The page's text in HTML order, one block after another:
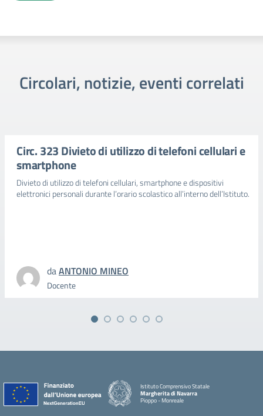
Circolari, notizie, eventi correlati
Circ. 323 Divieto di utilizzo di telefoni cellulari e
smartphone
Divieto di utilizzo di telefoni cellulari, smartphone e dispositivi
elettronici personali durante l’orario scolastico all’interno dell’Istituto.
daANTONIO MINEO
Docente
Istituto Comprensivo Statale
Margherita di Navarra
Pioppo - Monreale